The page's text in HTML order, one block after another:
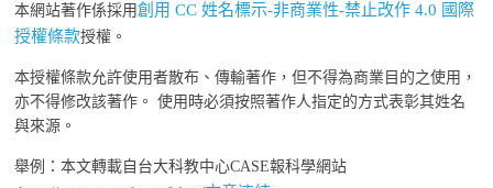
本網站著作係採用創用 CC 姓名標示-非商業性-禁止改作 4.0 國際
授權條款授權。
本授權條款允許使用者散布、傳輸著作，但不得為商業目的之使用，
亦不得修改該著作。 使用時必須按照著作人指定的方式表彰其姓名
與來源。
舉例：本文轉載自台大科教中心CASE報科學網站